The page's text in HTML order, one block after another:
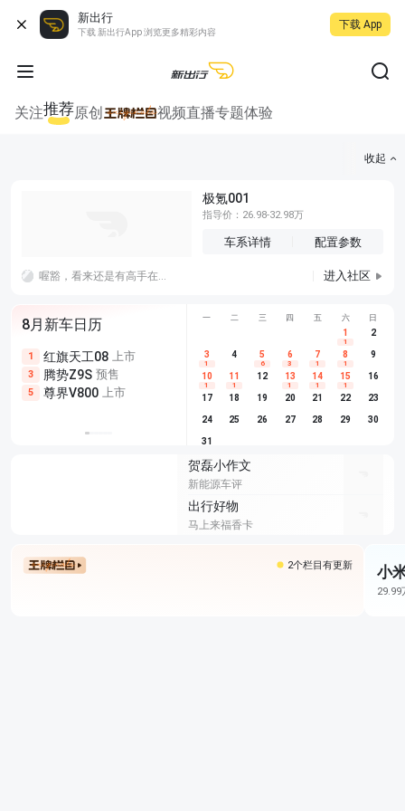
新出行
下载 新出行App 浏览更多精彩内容
下载 App
关注推荐原创 视频直播专题体验
收起
极氪001
指导价：26.98-32.98万
车系详情 配置参数
喔豁，看来还是有高手在民间的，这个隐藏可以给到满分，不过听说线还是要走到手扶箱插usb，太难了太难了 进入社区
8月新车日历
1 红旗天工08 上市
3 腾势Z9S 预售
5 尊界V800 上市
尊界V680 上市
享界G9 预售
别克至境L7 预售
埃安
长城H10
深蓝S05
一 二 三 四 五 六 日
1
1
2
3
1
4 5
6
6
3
7
1
8
1
9
10
1
11
1
12 13
1
14
1
15
1
16
17 18 19 20 21 22 23
24 25 26 27 28 29 30
31
贺磊小作文
新能源车评
出行好物
马上来福香卡
2个栏目有更新 小
29.99